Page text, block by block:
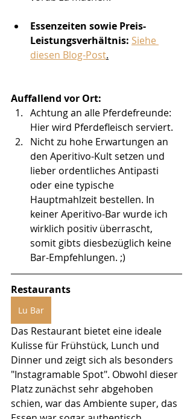
Essenzeiten sowie Preis-
Leistungsverhältnis: Siehe
diesen Blog-Post.
Auffallend vor Ort:
Achtung an alle Pferdefreunde:
Hier wird Pferdefleisch serviert.
Nicht zu hohe Erwartungen an
den Aperitivo-Kult setzen und
lieber ordentliches Antipasti
oder eine typische
Hauptmahlzeit bestellen. In
keiner Aperitivo-Bar wurde ich
wirklich positiv überrascht,
somit gibts diesbezüglich keine
Bar-Empfehlungen. ;)
Restaurants
Lu Bar
Das Restaurant bietet eine ideale
Kulisse für Frühstück, Lunch und
Dinner und zeigt sich als besonders
"Instagramable Spot". Obwohl dieser
Platz zunächst sehr abgehoben
schien, war das Ambiente super, das